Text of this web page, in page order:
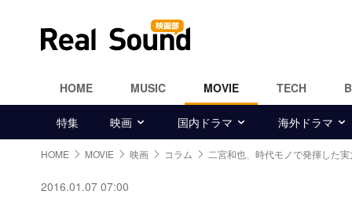
HOME MUSIC MOVIE TECH
特集 映画 国内ドラマ 海外ドラマ
HOME MOVIE 映画 コラム 二宮和也、時代モノで発揮した実
2016.01.07 07:00